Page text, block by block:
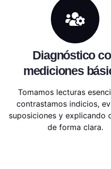
Diagnóstico
mediciones
Tomamos lecturas
contrastamos indicios,
suposiciones y explicando
de forma clara.